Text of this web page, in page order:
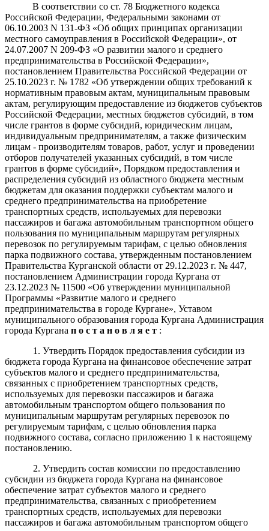
В соответствии со ст. 78 Бюджетного кодекса
Российской Федерации, Федеральными законами от
06.10.2003 N 131-ФЗ «Об общих принципах организации
местного самоуправления в Российской Федерации», от
24.07.2007 N 209-ФЗ «О развитии малого и среднего
предпринимательства в Российской Федерации»,
постановлением Правительства Российской Федерации от
25.10.2023 г. № 1782 «Об утверждении общих требований к
нормативным правовым актам, муниципальным правовым
актам, регулирующим предоставление из бюджетов субъектов
Российской Федерации, местных бюджетов субсидий, в том
числе грантов в форме субсидий, юридическим лицам,
индивидуальным предпринимателям, а также физическим
лицам - производителям товаров, работ, услуг и проведении
отборов получателей указанных субсидий, в том числе
грантов в форме субсидий», Порядком предоставления и
распределения субсидий из областного бюджета местным
бюджетам для оказания поддержки субъектам малого и
среднего предпринимательства на приобретение
транспортных средств, используемых для перевозки
пассажиров и багажа автомобильным транспортном общего
пользования по муниципальным маршрутам регулярных
перевозок по регулируемым тарифам, с целью обновления
парка подвижного состава, утвержденным постановлением
Правительства Курганской области от 29.12.2023 г. № 447,
постановлением Администрации города Кургана от
23.12.2023 № 11500 «Об утверждении муниципальной
Программы «Развитие малого и среднего
предпринимательства в городе Кургане», Уставом
муниципального образования города Кургана Администрация
города Кургана п о с т а н о в л я е т :
1. Утвердить Порядок предоставления субсидии из
бюджета города Кургана на финансовое обеспечение затрат
субъектов малого и среднего предпринимательства,
связанных с приобретением транспортных средств,
используемых для перевозки пассажиров и багажа
автомобильным транспортом общего пользования по
муниципальным маршрутам регулярных перевозок по
регулируемым тарифам, с целью обновления парка
подвижного состава, согласно приложению 1 к настоящему
постановлению.
2. Утвердить состав комиссии по предоставлению
субсидии из бюджета города Кургана на финансовое
обеспечение затрат субъектов малого и среднего
предпринимательства, связанных с приобретением
транспортных средств, используемых для перевозки
пассажиров и багажа автомобильным транспортом общего